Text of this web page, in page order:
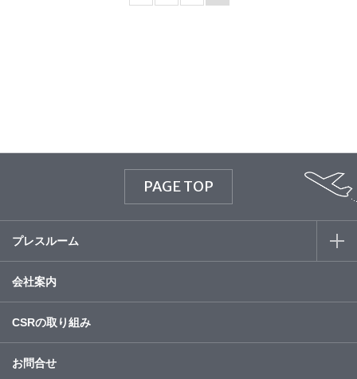
PAGE TOP
プレスルーム
会社案内
CSRの取り組み
お問合せ